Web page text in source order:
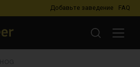
Добавьте заведение FAQ